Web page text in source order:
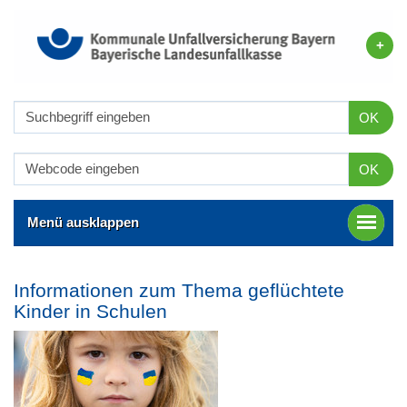
OK
OK
Menü ausklappen
Informationen zum Thema geflüchtete
Kinder in Schulen